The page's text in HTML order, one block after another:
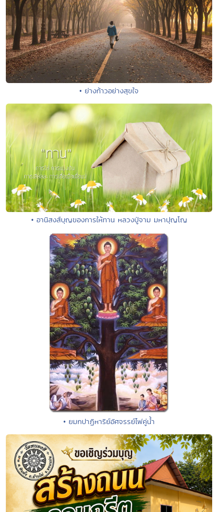
• ย่างก้าวอย่างสุขใจ
• อานิสงส์บุญของการให้ทาน หลวงปู่จาม มหาปุญโญ
• ยมกปาฏิหาริย์อัศจรรย์ไฟคู่น้ำ